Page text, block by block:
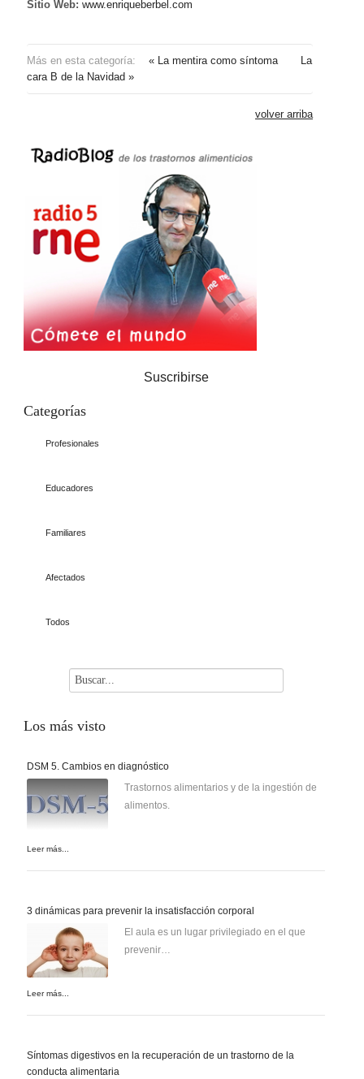
Sitio Web: www.enriqueberbel.com
Más en esta categoría: « La mentira como síntoma
La
cara B de la Navidad »
volver arriba
Suscribirse
Categorías
Profesionales
Educadores
Familiares
Afectados
Todos
Los más visto
DSM 5. Cambios en diagnóstico
Trastornos alimentarios y de la ingestión de
alimentos.
Leer más...
3 dinámicas para prevenir la insatisfacción corporal
El aula es un lugar privilegiado en el que
prevenir…
Leer más...
Síntomas digestivos en la recuperación de un trastorno de la
conducta alimentaria